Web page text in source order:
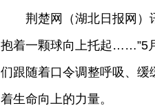
荆楚网（湖北日报网）
抱着一颗球向上托起……”5
们跟随着口令调整呼吸、缓
着生命向上的力量。